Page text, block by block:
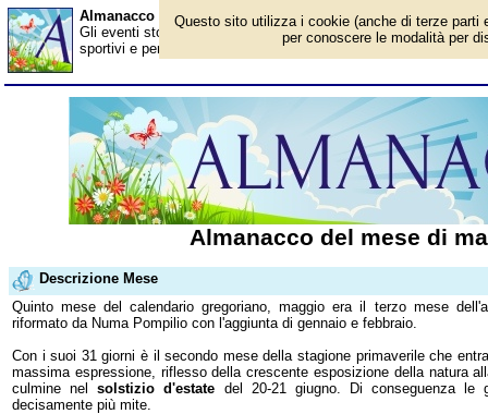
Almanacco del mese di maggio
Gli eventi storici e curiosità, giorno per giorno. Il calendario di
sportivi e personaggi famosi del mese.
Almanacco del mese di
Descrizione Mese
Quinto mese del calendario gregoriano, maggio era il terzo mese
riformato da Numa Pompilio con l'aggiunta di gennaio e febbraio.
Con i suoi 31 giorni è il secondo mese della stagione primaverile che
massima espressione, riflesso della crescente esposizione della natura
culmine nelsolstizio d'estate del 20-21 giugno. Di conseguenza
decisamente più mite.
Questo sito utilizza i cookie (anche di terze parti
per conoscere le modalità per